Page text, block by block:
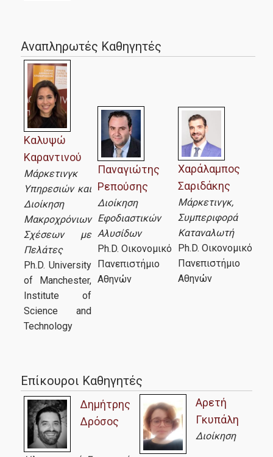
Αναπληρωτές Καθηγητές
Καλυψώ
Καραντινού
Μάρκετινγκ
Υπηρεσιών και
Διοίκηση
Μακροχρόνιων
Σχέσεων με
Πελάτες
Ph.D. University
of Manchester,
Institute of
Science and
Technology
Παναγιώτης
Ρεπούσης
Διοίκηση
Εφοδιαστικών
Αλυσίδων
Ph.D. Οικονομικό
Πανεπιστήμιο
Αθηνών
Χαράλαμπος
Σαριδάκης
Μάρκετινγκ,
Συμπεριφορά
Καταναλωτή
Ph.D. Οικονομικό
Πανεπιστήμιο
Αθηνών
Επίκουροι Καθηγητές
Δημήτρης
Δρόσος
Αρετή
Γκυπάλη
Διοίκηση